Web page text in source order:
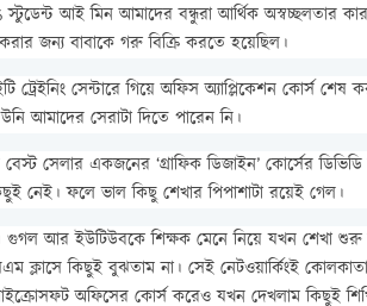
আই মিন আমাদের বন্ধুরা আর্থিক অস্বচ্ছলতার
জন্য বাবাকে গরু বিক্রি করতে হয়েছিল।
ট্রেইনিং সেন্টারে গিয়ে অফিস অ্যাপ্লিকেশন কোর্স
আমাদের সেরাটা দিতে পারেন নি।
সেলার একজনের ‘গ্রাফিক ডিজাইন’ কোর্সের
নেই। ফলে ভাল কিছু শেখার পিপাশাটা রয়েই গেল।
আর ইউটিউবকে শিক্ষক মেনে নিয়ে যখন শেখা শুরু
ক্লাসে কিছুই বুঝতাম না। সেই নেটওয়ার্কিংই
অফিসের কোর্স করেও যখন দেখলাম কিছুই